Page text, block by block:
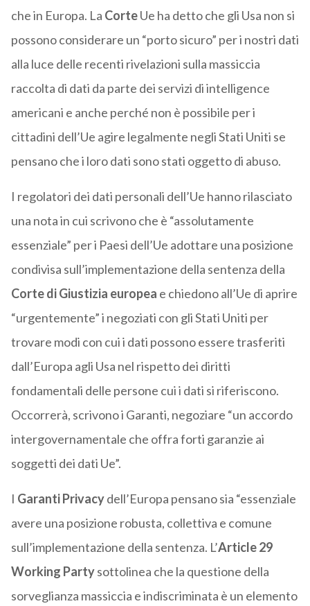
che in Europa. La CorteUe ha detto che gli Usa non si
possono considerare un “porto sicuro” per i nostri dati
alla luce delle recenti rivelazioni sulla massiccia
raccolta di dati da parte dei servizi di intelligence
americani e anche perché non è possibile per i
cittadini dell’Ue agire legalmente negli Stati Uniti se
pensano che i loro dati sono stati oggetto di abuso.
I regolatori dei dati personali dell’Ue hanno rilasciato
una nota in cui scrivono che è “assolutamente
essenziale” per i Paesi dell’Ue adottare una posizione
condivisa sull’implementazione della sentenza della
Corte di Giustizia europea e chiedono all’Ue di aprire
“urgentemente” i negoziati con gli Stati Uniti per
trovare modi con cui i dati possono essere trasferiti
dall’Europa agli Usa nel rispetto dei diritti
fondamentali delle persone cui i dati si riferiscono.
Occorrerà, scrivono i Garanti, negoziare “un accordo
intergovernamentale che offra forti garanzie ai
soggetti dei dati Ue”.
I Garanti Privacydell’Europa pensano sia “essenziale
avere una posizione robusta, collettiva e comune
sull’implementazione della sentenza. L’Article 29
Working Partysottolinea che la questione della
sorveglianza massiccia e indiscriminata è un elemento